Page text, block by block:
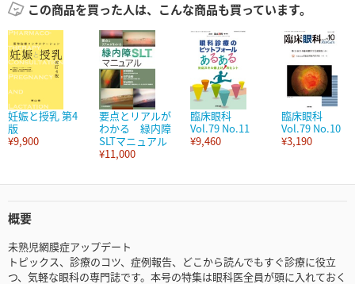
この商品を買った人は、こんな商品も買っています。
妊娠と授乳 第4
版
¥9,900
要点とリアルが
わかる 緑内障
SLTマニュアル
¥11,000
臨床眼科
Vol.79 No.11
¥9,460
臨床眼科
Vol.79 No.10
¥3,190
概要
未熟児網膜症アップデート
トピックス、診療のコツ、症例報告、どこから読んでもすぐ診療に役立
つ、気軽な眼科の専門誌です。本号の特集は眼科医全員が頭に入れておく